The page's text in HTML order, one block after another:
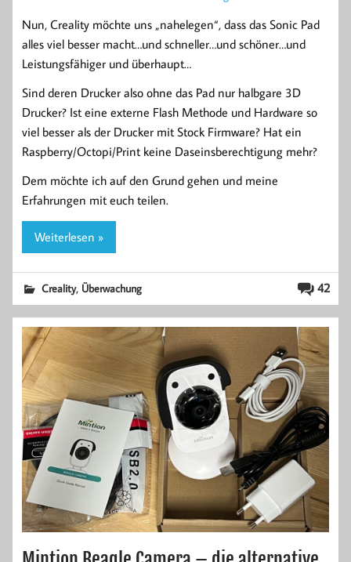
Nun, Creality möchte uns „nahelegen“, dass das Sonic Pad
alles viel besser macht…und schneller…und schöner…und
Leistungsfähiger und überhaupt…
Sind deren Drucker also ohne das Pad nur halbgare 3D
Drucker? Ist eine externe Flash Methode und Hardware so
viel besser als der Drucker mit Stock Firmware? Hat ein
Raspberry/Octopi/Print keine Daseinsberechtigung mehr?
Dem möchte ich auf den Grund gehen und meine
Erfahrungen mit euch teilen.
Weiterlesen »
42
Creality, Überwachung